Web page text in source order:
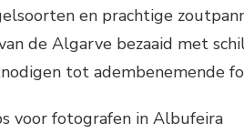
en prachtige
de Algarve bezaaid met
tot adembenemende
voor fotografen in Albufeira